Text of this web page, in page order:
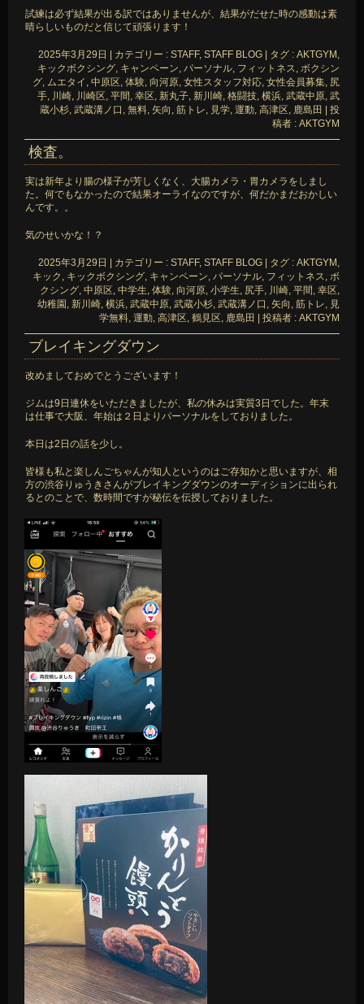
試練は必ず結果が出る訳ではありませんが、結果がだせた時の感動は素
晴らしいものだと信じて頑張ります！
2025年3月29日 カテゴリー : STAFF, STAFF BLOG タグ : AKTGYM ,
キックボクシング, キャンペーン, パーソナル, フィットネス, ボクシン
グ, ムエタイ , 中原区, 体験, 向河原, 女性スタッフ対応, 女性会員募集, 尻
手, 川崎, 川崎区, 平間 , 幸区, 新丸子, 新川崎, 格闘技, 横浜, 武蔵中原, 武
蔵小杉, 武蔵溝ノ口 , 無料, 矢向 , 筋トレ, 見学, 運動, 高津区, 鹿島田
投
稿者 : AKTGYM
検査。
実は新年より腸の様子が芳しくなく、大腸カメラ・胃カメラをしまし
た。何でもなかったので結果オーライなのですが、何だかまだおかしい
んです。。
気のせいかな！？
2025年3月29日 カテゴリー : STAFF, STAFF BLOG タグ : AKTGYM ,
キック , キックボクシング, キャンペーン, パーソナル, フィットネス, ボ
クシング, 中原区, 中学生, 体験, 向河原, 小学生, 尻手, 川崎, 平間 , 幸区,
幼稚園 , 新川崎, 横浜, 武蔵中原, 武蔵小杉, 武蔵溝ノ口 , 矢向 , 筋トレ, 見
学無料, 運動, 高津区, 鶴見区, 鹿島田 投稿者 : AKTGYM
ブレイキングダウン
改めましておめでとうございます！
ジムは9日連休をいただきましたが、私の休みは実質3日でした。年末
は仕事で大阪、年始は２日よりパーソナルをしておりました。
本日は2日の話を少し。
皆様も私と楽しんごちゃんが知人というのはご存知かと思いますが、相
方の渋谷りゅうきさんがブレイキングダウンのオーディションに出られ
るとのことで、数時間ですが秘伝を伝授しておりました。